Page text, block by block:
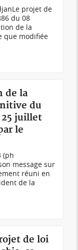
projet de
du 08
de la
que modifiée
de la
du
juillet
le
(ph
message sur
réuni en
de la
de loi